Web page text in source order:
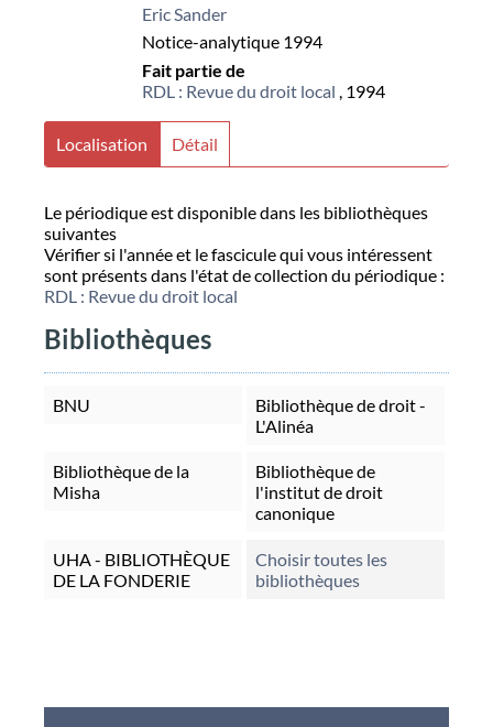
Eric Sander
Notice-analytique 1994
Fait partie de
RDL : Revue du droit local , 1994
Localisation Détail
Le périodique est disponible dans les bibliothèques
suivantes
Vérifier si l'année et le fascicule qui vous intéressent
sont présents dans l'état de collection du périodique :
RDL : Revue du droit local
Bibliothèques
BNU
Bibliothèque de droit -
L'Alinéa
Bibliothèque de la
Misha
Bibliothèque de
l'institut de droit
canonique
UHA - BIBLIOTHÈQUE
DE LA FONDERIE
Choisir toutes les
bibliothèques